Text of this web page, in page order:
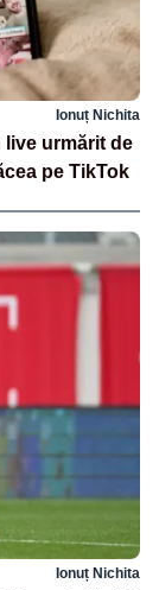
Ionuț Nichita
urmărit de
pe TikTok
Ionuț Nichita